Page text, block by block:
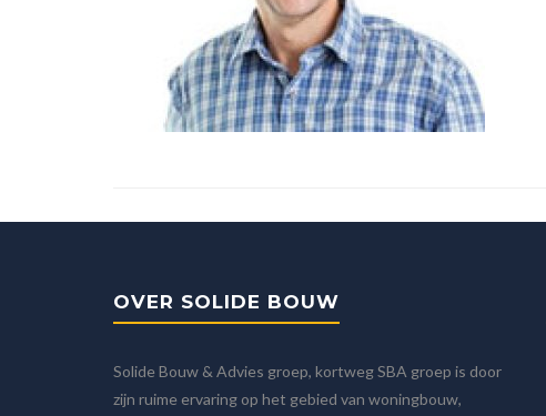
OVER SOLIDE BOUW
Solide Bouw & Advies groep, kortweg SBA groep is door
zijn ruime ervaring op het gebied van woningbouw,